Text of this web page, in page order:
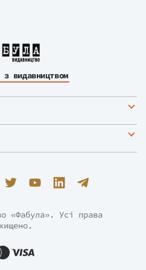
з видавництвом
«Фабула». Усі права